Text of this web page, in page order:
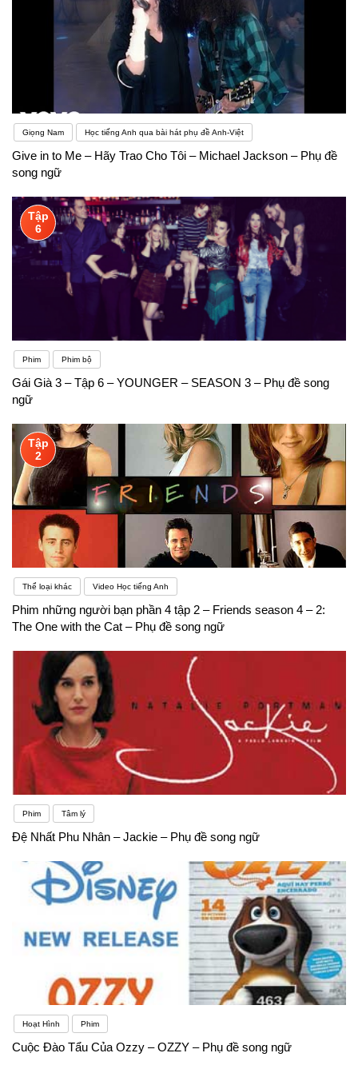
Giọng Nam Học tiếng Anh qua bài hát phụ đề Anh-Việt
Give in to Me – Hãy Trao Cho Tôi – Michael Jackson – Phụ đề
song ngữ
Tập
6
Phim Phim bộ
Gái Già 3 – Tập 6 – YOUNGER – SEASON 3 – Phụ đề song
ngữ
Tập
2
Thể loại khác Video Học tiếng Anh
Phim những người bạn phần 4 tập 2 – Friends season 4 – 2:
The One with the Cat – Phụ đề song ngữ
Phim Tâm lý
Đệ Nhất Phu Nhân – Jackie – Phụ đề song ngữ
Hoạt Hình Phim
Cuộc Đào Tẩu Của Ozzy – OZZY – Phụ đề song ngữ